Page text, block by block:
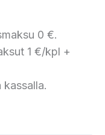
0 €.
1 €/kpl +